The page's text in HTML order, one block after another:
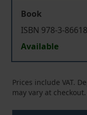
Book
ISBN 978-3-
Available
Prices include VAT.
may vary at checkout.